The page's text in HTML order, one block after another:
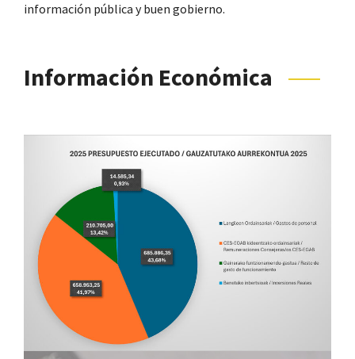
información pública y buen gobierno.
Información Económica